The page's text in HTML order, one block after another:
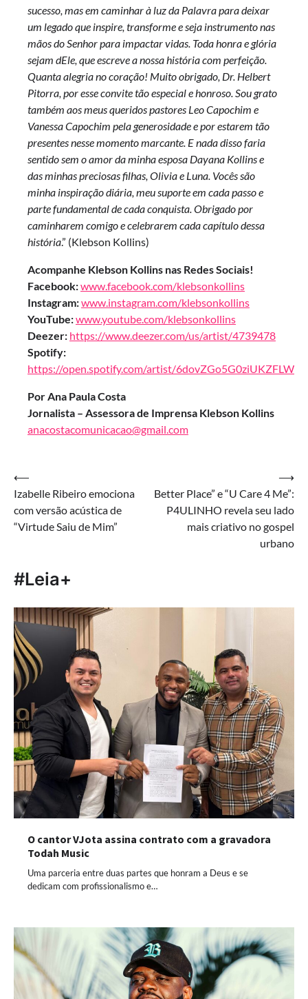
sucesso, mas em caminhar à luz da Palavra para deixar
um legado que inspire, transforme e seja instrumento nas
mãos do Senhor para impactar vidas. Toda honra e glória
sejam dEle, que escreve a nossa história com perfeição.
Quanta alegria no coração! Muito obrigado, Dr. Helbert
Pitorra, por esse convite tão especial e honroso. Sou grato
também aos meus queridos pastores Leo Capochim e
Vanessa Capochim pela generosidade e por estarem tão
presentes nesse momento marcante. E nada disso faria
sentido sem o amor da minha esposa Dayana Kollins e
das minhas preciosas filhas, Olivia e Luna. Vocês são
minha inspiração diária, meu suporte em cada passo e
parte fundamental de cada conquista. Obrigado por
caminharem comigo e celebrarem cada capítulo dessa
história.” (Klebson Kollins)
Acompanhe Klebson Kollins nas Redes Sociais!
Facebook:www.facebook.com/klebsonkollins
Instagram:www.instagram.com/klebsonkollins
YouTube:www.youtube.com/klebsonkollins
Deezer: https://www.deezer.com/us/artist/4739478
Spotify:
https://open.spotify.com/artist/
Por Ana Paula Costa
Jornalista – Assessora de Imprensa Klebson Kollins
anacostacomunicacao@gmail.com
Navegação
de
Post
⟵
Izabelle Ribeiro emociona
com versão acústica de
“Virtude Saiu de Mim”
Better Place” e “U Care 4 Me”:
P4ULINHO revela seu lado
mais criativo no gospel
urbano
⟶
#Leia+
O cantor VJota assina contrato com a gravadora
Todah Music
Uma parceria entre duas partes que honram a Deus e se
dedicam com profissionalismo e…